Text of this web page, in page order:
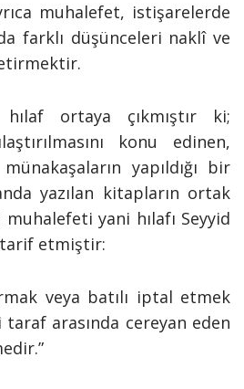
muhalefet, istişarelerde
farklı düşünceleri naklî ve
ortaya çıkmıştır ki;
konu edinen,
yapıldığı bir
yazılan kitapların ortak
muhalefeti yani hılafı Seyyid
tarif etmiştir:
veya batılı iptal etmek
arasında cereyan eden